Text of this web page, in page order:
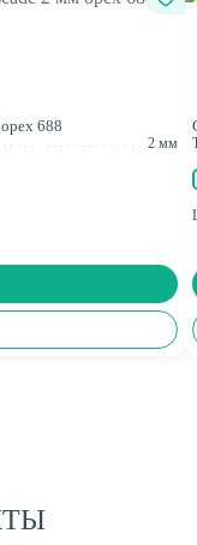
688
2 мм